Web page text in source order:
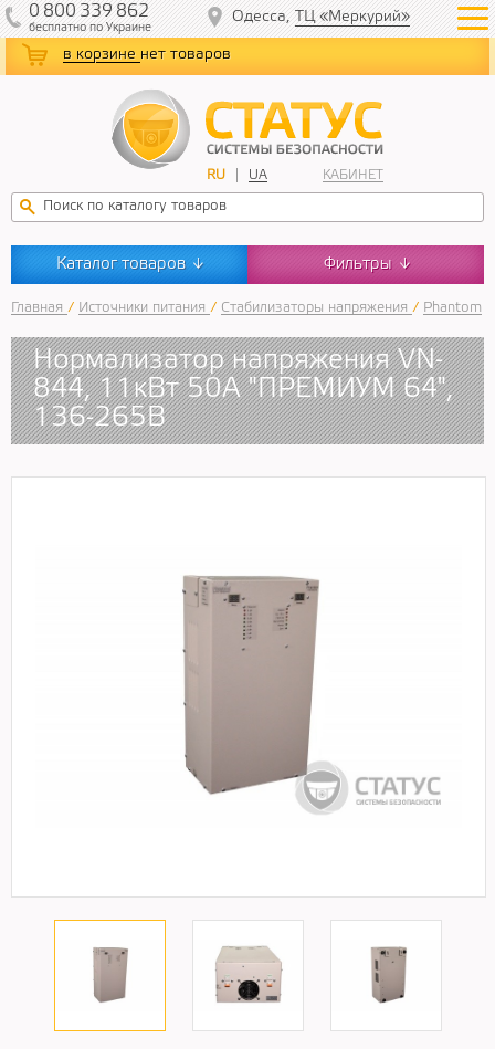
в корзине нет товаров
RU UA КАБИНЕТ
0 800 339 862
бесплатнопо Украине
Одесса, ТЦ «Меркурий»
Каталог товаров ↓ Фильтры ↓
Главная / Источники питания / Стабилизаторы напряжения / Phantom
Нормализатор напряжения VN-
844, 11кВт 50А "ПРЕМИУМ 64",
136-265В